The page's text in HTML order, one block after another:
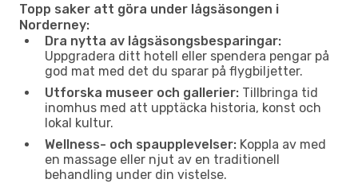
Topp saker att göra under lågsäsongen i
Norderney:
Dra nytta av lågsäsongsbesparingar:
Uppgradera ditt hotell eller spendera pengar på
god mat med det du sparar på flygbiljetter.
Utforska museer och gallerier: Tillbringa tid
inomhus med att upptäcka historia, konst och
lokal kultur.
Wellness- och spaupplevelser: Koppla av med
en massage eller njut av en traditionell
behandling under din vistelse.